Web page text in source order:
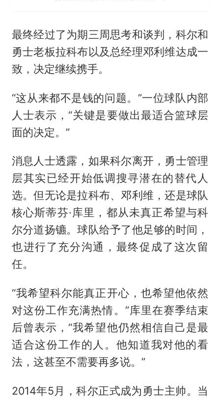
最终经过了为期三周思考和谈判，科尔和
勇士老板拉科布以及总经理邓利维达成一
致，决定继续携手。
“这从来都不是钱的问题。”一位球队内部
人士表示，“关键是要做出最适合篮球层
面的决定。”
消息人士透露，如果科尔离开，勇士管理
层其实已经开始低调搜寻潜在的替代人
选。但无论是拉科布、邓利维，还是球队
核心斯蒂芬·库里，都从未真正希望与科
尔分道扬镳。球队给予了他足够的时间，
也进行了充分沟通，最终促成了这次留
任。
“我希望科尔能真正开心，也希望他依然
对这份工作充满热情。”库里在赛季结束
后曾表示，“我希望他仍然相信自己是最
适合这份工作的人。他知道我对他的看
法，这甚至不需要再多说。”
2014年5月，科尔正式成为勇士主帅。当